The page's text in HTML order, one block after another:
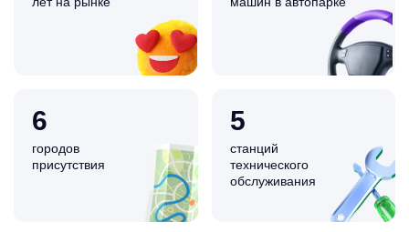
6
городов
присутствия
5
станций
технического
обслуживания